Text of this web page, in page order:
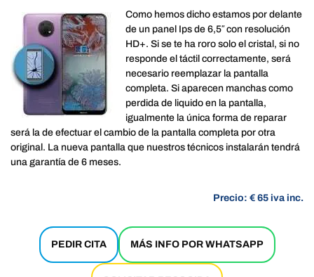
Como hemos dicho estamos por delante
de un panel Ips de 6,5″ con resolución
HD+. Si se te ha roro solo el cristal, si no
responde el táctil correctamente, será
necesario reemplazar la pantalla
completa. Si aparecen manchas como
perdida de liquido en la pantalla,
igualmente la única forma de reparar
será la de efectuar el cambio de la pantalla completa por otra
original. La nueva pantalla que nuestros técnicos instalarán tendrá
una garantía de 6 meses.
Precio: € 65 iva inc.
PEDIR CITA MÁS INFO POR WHATSAPP